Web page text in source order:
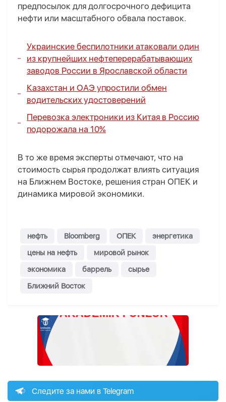
предпосылок для долгосрочного дефицита
нефти или масштабного обвала поставок.
Украинские беспилотники атаковали один
из крупнейших нефтеперерабатывающих
заводов России в Ярославской области
Казахстан и ОАЭ упростили обмен
водительских удостоверений
Перевозка электроники из Китая в Россию
подорожала на 10%
В то же время эксперты отмечают, что на
стоимость сырья продолжат влиять ситуация
на Ближнем Востоке, решения стран ОПЕК и
динамика мировой экономики.
нефть Bloomberg ОПЕК
энергетика
цены на нефть
мировой рынок
экономика
баррель
сырье
Ближний Восток
Следите за нами в Telegram